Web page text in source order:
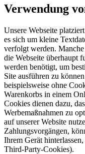
Verwendung
Unsere Webseite
es sich um kleine
verfolgt werden.
die Webseite überhaupt
werden benötigt, um
Site ausführen zu
beispielsweise ohne
Warenkorbs in einem
Cookies dienen dazu,
Werbemaßnahmen zu
auf unserer Website
Zahlungsvorgängen,
Ihrem Gerät
Third-Party-Cookies).